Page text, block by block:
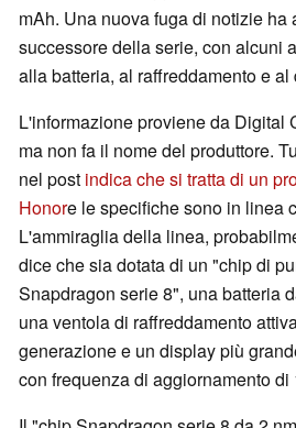
mAh. Una nuova fuga di notizie ha
successore della serie, con alcuni
alla batteria, al raffreddamento e al
L'informazione proviene da Digital
ma non fa il nome del produttore.
nel post indica che si tratta di un
Honore le specifiche sono in linea
L'ammiraglia della linea,
dice che sia dotata di un "chip di
Snapdragon serie 8", una batteria
una ventola di raffreddamento
generazione e un display più
con frequenza di aggiornamento di